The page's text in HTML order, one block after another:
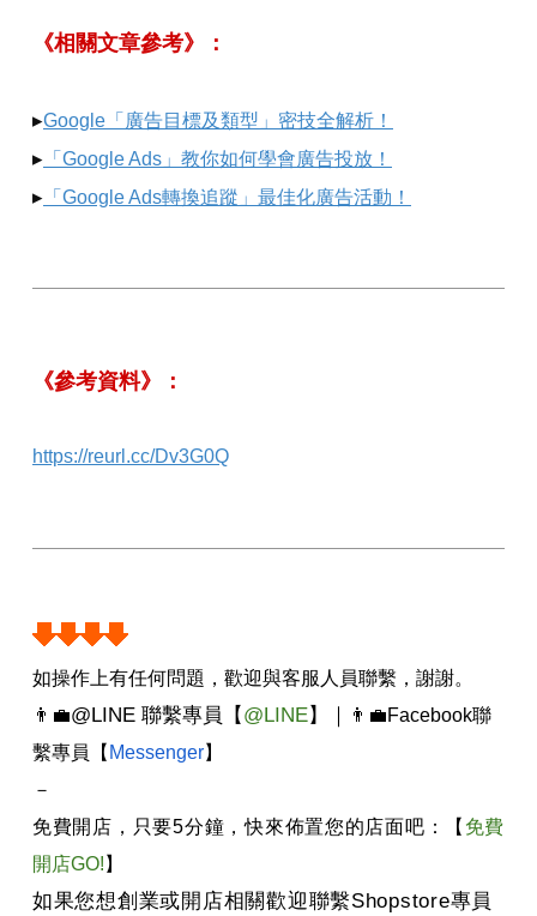
《相關文章參考》：
▸Google「廣告目標及類型」密技全解析！
▸ 「Google Ads」教你如何學會廣告投放！
▸ 「Google Ads轉換追蹤」最佳化廣告活動！
《參考資料》：
https://reurl.cc/Dv3G0Q
如操作上有任何問題，歡迎與客服人員聯繫，謝謝。
👨‍💼@LINE 聯繫專員 【 @LINE】 ｜ 👨‍💼Facebook聯
繫專員【 Messenger】
－
免費開店，只要5分鐘，快來佈置您的店面吧：【 免費
開店GO! 】
如果您想創業或開店相關歡迎聯繫Shopstore專員